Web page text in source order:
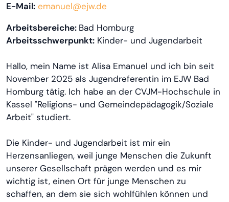
E-Mail: emanuel@ejw.de
Arbeitsbereiche: Bad Homburg
Arbeitsschwerpunkt: Kinder- und Jugendarbeit
Hallo, mein Name ist Alisa Emanuel und ich bin seit
November 2025 als Jugendreferentin im EJW Bad
Homburg tätig. Ich habe an der CVJM-Hochschule in
Kassel "Religions- und Gemeindepädagogik/Soziale
Arbeit" studiert.
Die Kinder- und Jugendarbeit ist mir ein
Herzensanliegen, weil junge Menschen die Zukunft
unserer Gesellschaft prägen werden und es mir
wichtig ist, einen Ort für junge Menschen zu
schaffen, an dem sie sich wohlfühlen können und